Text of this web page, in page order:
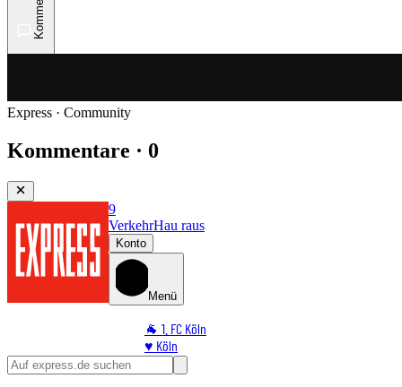
Express · Community
Kommentare · 0
9
VerkehrHau raus
Konto
Menü
🐐 1. FC Köln
♥️ Köln
⭐ Promi